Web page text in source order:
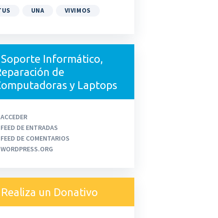
UNA VIVIMOS
Soporte Informático,
de
y Laptops
ACCEDER
FEED DE ENTRADAS
FEED DE COMENTARIOS
WORDPRESS.ORG
Realiza un Donativo